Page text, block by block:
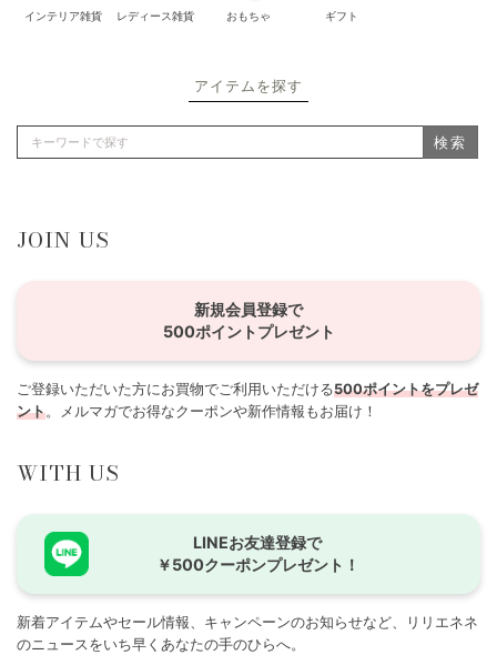
インテリア雑貨 レディース雑貨 おもちゃ ギフト
アイテムを探す
検索
JOIN US
新規会員登録で
500ポイントプレゼント
ご登録いただいた方にお買物でご利用いただける500ポイントをプレゼ
ント。メルマガでお得なクーポンや新作情報もお届け！
WITH US
LINEお友達登録で
￥500クーポンプレゼント！
新着アイテムやセール情報、キャンペーンのお知らせなど、リリエネネ
のニュースをいち早くあなたの手のひらへ。